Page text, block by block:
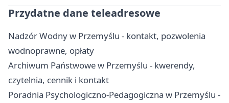
Przydatne dane teleadresowe
Nadzór Wodny w Przemyślu - kontakt, pozwolenia
wodnoprawne, opłaty
Archiwum Państwowe w Przemyślu - kwerendy,
czytelnia, cennik i kontakt
Poradnia Psychologiczno-Pedagogiczna w Przemyślu -